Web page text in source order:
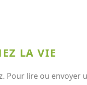
LA VIE
Pour lire ou envoyer